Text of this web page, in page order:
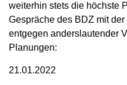
weiterhin stets die höchste
Gespräche des BDZ mit
entgegen anderslautender
Planungen:
21.01.2022